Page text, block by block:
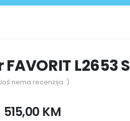
L2653 S
nema recenzija. )
515,00 KM